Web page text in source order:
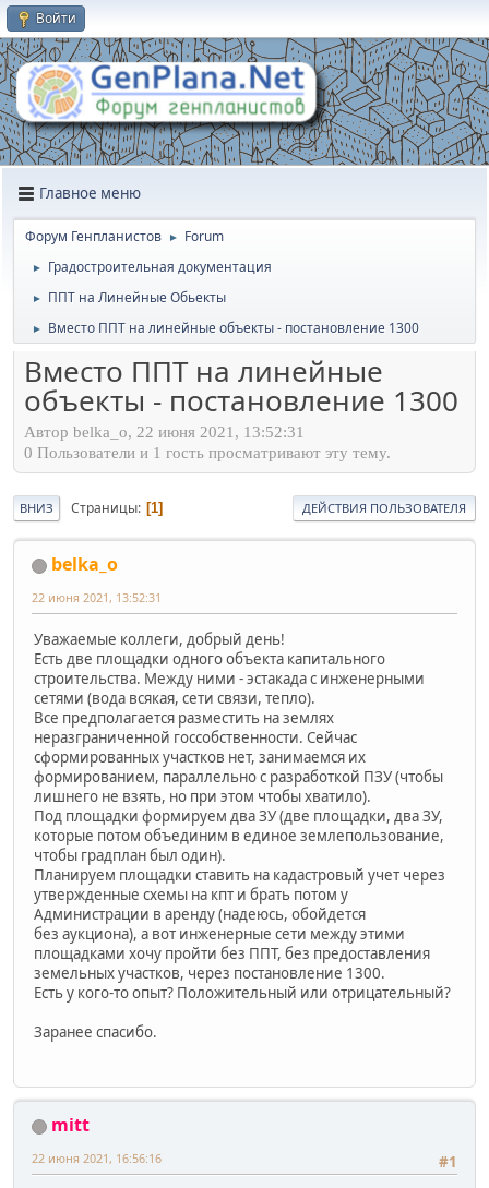
Войти
Главное меню
Форум Генпланистов ► Forum
► Градостроительная документация
► ППТ на Линейные Обьекты
► Вместо ППТ на линейные объекты - постановление 1300
Вместо ППТ на линейные
объекты - постановление 1300
Автор belka_o, 22 июня 2021, 13:52:31
0 Пользователи и 1 гость просматривают эту тему.
ВНИЗ Страницы 1 ДЕЙСТВИЯ ПОЛЬЗОВАТЕЛЯ
belka_o
22 июня 2021, 13:52:31
Уважаемые коллеги, добрый день!
Есть две площадки одного объекта капитального
строительства. Между ними - эстакада с инженерными
сетями (вода всякая, сети связи, тепло).
Все предполагается разместить на землях
неразграниченной госсобственности. Сейчас
сформированных участков нет, занимаемся их
формированием, параллельно с разработкой ПЗУ (чтобы
лишнего не взять, но при этом чтобы хватило).
Под площадки формируем два ЗУ (две площадки, два ЗУ,
которые потом объединим в единое землепользование,
чтобы градплан был один).
Планируем площадки ставить на кадастровый учет через
утвержденные схемы на кпт и брать потом у
Администрации в аренду (надеюсь, обойдется
без аукциона), а вот инженерные сети между этими
площадками хочу пройти без ППТ, без предоставления
земельных участков, через постановление 1300.
Есть у кого-то опыт? Положительный или отрицательный?
Заранее спасибо.
mitt
#1
22 июня 2021, 16:56:16